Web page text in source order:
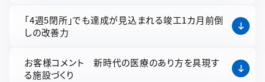
「4週5閉所」でも達成が見込まれる竣工1カ月前倒
しの改善力
お客様コメント 新時代の医療のあり方を具現す
る施設づくり